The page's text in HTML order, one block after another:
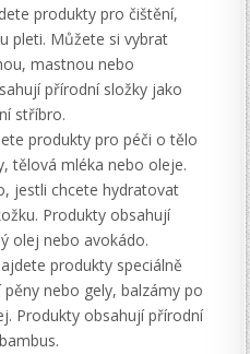
produkty pro čištění,
pleti. Můžete si vybrat
mastnou nebo
přírodní složky jako
stříbro.
produkty pro péči o tělo
tělová mléka nebo oleje.
jestli chcete hydratovat
Produkty obsahují
olej nebo avokádo.
produkty speciálně
nebo gely, balzámy po
Produkty obsahují přírodní